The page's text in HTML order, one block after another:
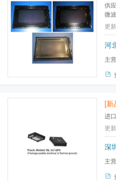
供
微
更
河
主
[新
进
更
深
主